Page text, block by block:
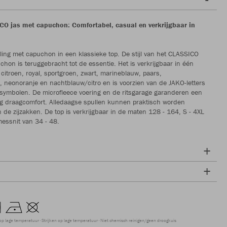
jas met capuchon: Comfortabel, casual en verkrijgbaar in
met capuchon in een klassieke top. De stijl van het CLASSICO
is teruggebracht tot de essentie. Het is verkrijgbaar in één
royal, sportgroen, zwart, marineblauw, paars,
neonoranje en nachtblauw/citro en is voorzien van de JAKO-letters
De microfleece voering en de ritsgarage garanderen een
draagcomfort. Alledaagse spullen kunnen praktisch worden
de zijzakken. De top is verkrijgbaar in de maten 128 - 164, S - 4XL
van 34 - 48.
lage temperatuur Strijken op lage temperatuur Niet chemisch reinigen/geen droogkuis